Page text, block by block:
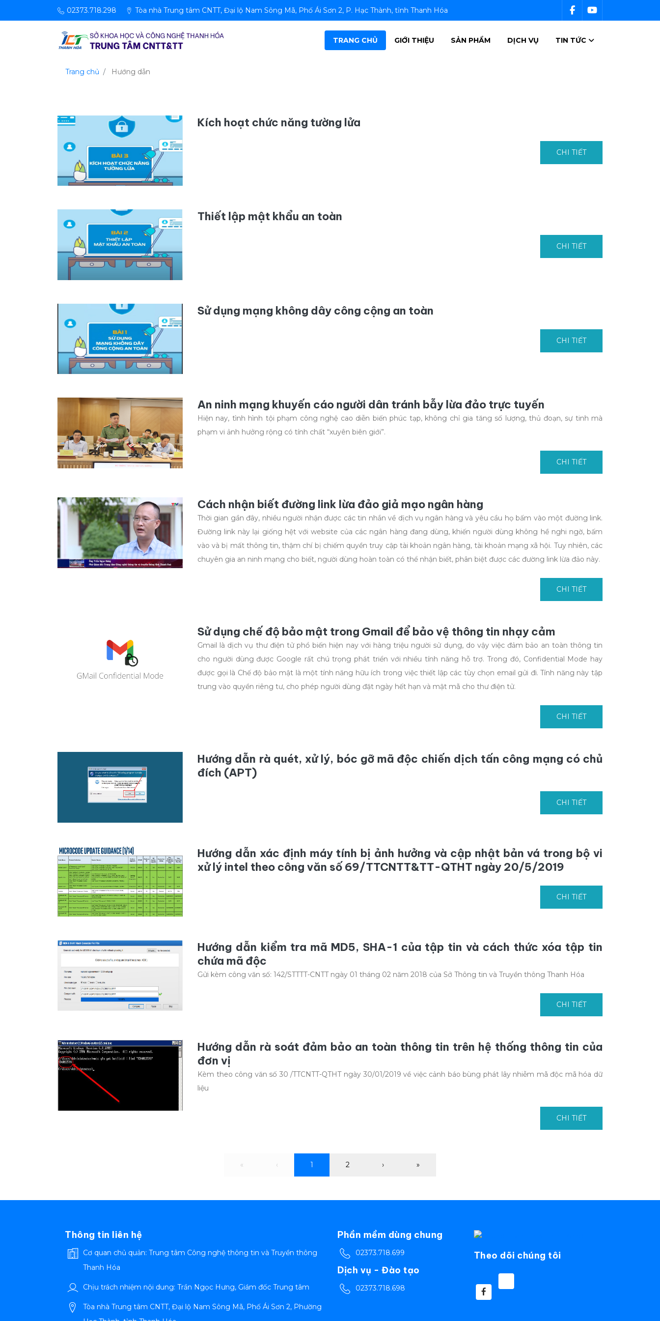
02373.718.298 Tòa nhà Trung tâm CNTT, Đại lộ Nam Sông Mã, Phố Ái Sơn 2, P. Hạc Thành, tỉnh Thanh Hóa
TRANG CHỦ GIỚI THIỆU SẢN PHẨM DỊCH VỤ TIN TỨC
Trang chủ Hướng dẫn
Kích hoạt chức năng tường lửa
CHI TIẾT
Thiết lập mật khẩu an toàn
CHI TIẾT
Sử dụng mạng không dây công cộng an toàn
CHI TIẾT
An ninh mạng khuyến cáo người dân tránh bẫy lừa đảo trực tuyến
Hiện nay, tình hình tội phạm công nghệ cao diễn biến phúc tạp, không chỉ gia tăng số lượng, thủ đoạn, sự tinh mà
phạm vi ảnh hưởng rộng có tính chất “xuyên biên giới”.
CHI TIẾT
Cách nhận biết đường link lừa đảo giả mạo ngân hàng
Thời gian gần đây, nhiều người nhận được các tin nhắn về dịch vụ ngân hàng và yêu cầu họ bấm vào một đường link.
Đường link này lại giống hệt với website của các ngân hàng đang dùng, khiến người dùng không hề nghi ngờ, bấm
vào và bị mất thông tin, thậm chí bị chiếm quyền truy cập tài khoản ngân hàng, tài khoản mạng xã hội. Tuy nhiên, các
chuyên gia an ninh mạng cho biết, người dùng hoàn toàn có thể nhận biết, phân biệt được các đường link lừa đảo này.
CHI TIẾT
Sử dụng chế độ bảo mật trong Gmail để bảo vệ thông tin nhạy cảm
Gmail là dịch vụ thư điện tử phổ biến hiện nay với hàng triệu người sử dụng, do vậy việc đảm bảo an toàn thông tin
cho người dùng được Google rất chú trọng phát triển với nhiều tính năng hỗ trợ. Trong đó, Confidential Mode hay
được gọi là Chế độ bảo mật là một tính năng hữu ích trong việc thiết lập các tùy chọn email gửi đi. Tính năng này tập
trung vào quyền riêng tư, cho phép người dùng đặt ngày hết hạn và mật mã cho thư điện tử.
CHI TIẾT
Hướng dẫn rà quét, xử lý, bóc gỡ mã độc chiến dịch tấn công mạng có chủ
đích (APT)
CHI TIẾT
Hướng dẫn xác định máy tính bị ảnh hưởng và cập nhật bản vá trong bộ vi
xử lý intel theo công văn số 69/TTCNTT&TT-QTHT ngày 20/5/2019
CHI TIẾT
Hướng dẫn kiểm tra mã MD5, SHA-1 của tập tin và cách thức xóa tập tin
chứa mã độc
Gửi kèm công văn số: 142/STTTT-CNTT ngày 01 tháng 02 năm 2018 của Sở Thông tin và Truyền thông Thanh Hóa
CHI TIẾT
Hướng dẫn rà soát đảm bảo an toàn thông tin trên hệ thống thông tin của
đơn vị
Kèm theo công văn số 30 /TTCNTT-QTHT ngày 30/01/2019 về việc cảnh báo bùng phát lây nhiễm mã độc mã hóa dữ
liệu
CHI TIẾT
1
Thông tin liên hệ
Cơ quan chủ quản: Trung tâm Công nghệ thông tin và Truyền thông
Thanh Hóa
Chịu trách nhiệm nội dung: Trần Ngọc Hưng, Giám đốc Trung tâm
Tòa nhà Trung tâm CNTT, Đại lộ Nam Sông Mã, Phố Ái Sơn 2, Phường
Phần mềm dùng chung
02373.718.699
Dịch vụ - Đào tạo
02373.718.698
Theo dõi chúng tôi